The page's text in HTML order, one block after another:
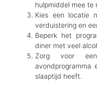
hulpmiddel mee te
Kies een locatie
verduistering en
Beperk het
diner met veel
Zorg voor
avondprogramma
slaaptijd heeft.